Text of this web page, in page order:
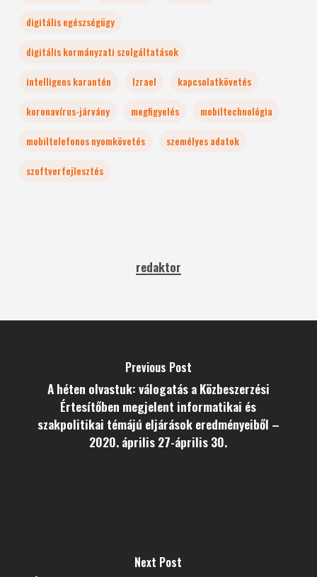
digitális egészségügy
digitális kormányzati szolgáltatások
intelligens karantén
Izrael
kapcsolatkövetés
koronavírus-járvány
megfigyelés
mobiltechnológia
mobiltelefonos nyomkövetés
személyes adatok
szoftverfejlesztés
redaktor
Previous Post
A héten olvastuk: válogatás a Közbeszerzési
Értesítőben megjelent informatikai és
szakpolitikai témájú eljárások eredményeiből –
2020. április 27-április 30.
Next Post